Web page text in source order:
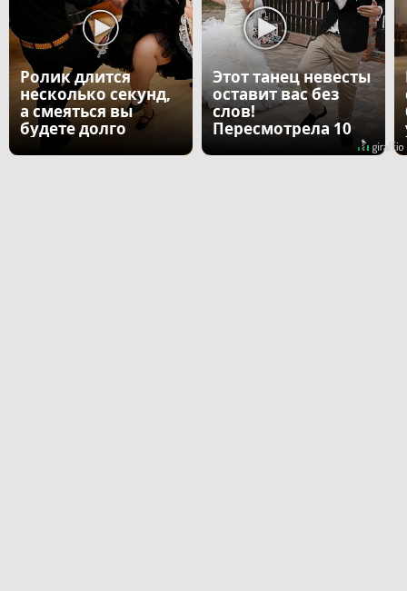
Ролик длится
несколько секунд,
а смеяться вы
будете долго
Этот танец невесты
оставит вас без
слов!
Пересмотрела 10